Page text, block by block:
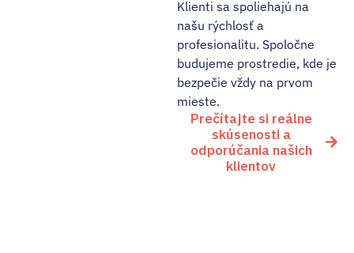
Klienti sa spoliehajú na
našu rýchlosť a
profesionalitu. Spoločne
budujeme prostredie, kde je
bezpečie vždy na prvom
mieste.
Prečítajte si reálne
skúsenosti a
odporúčania našich
klientov